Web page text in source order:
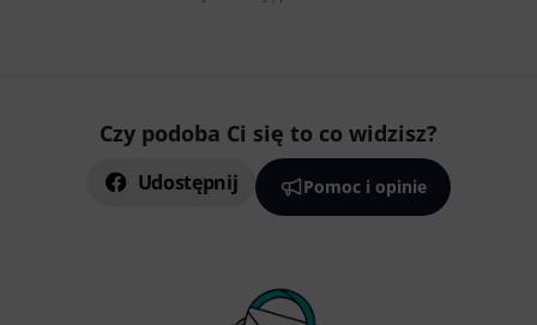
Czy podoba Ci się to co widzisz?
Udostępnij Pomoc i opinie